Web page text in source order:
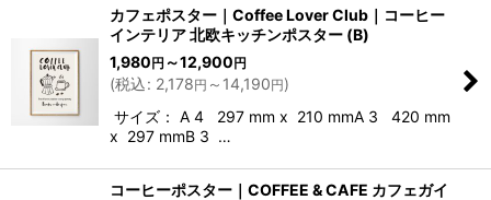
カフェポスター｜Coffee Lover Club｜コーヒー
インテリア 北欧キッチンポスター (B)
1,980円 ～12,900円
(税込: 2,178円 ～14,190円)
サイズ： A 4 297 mm x 210 mmA 3 420 mm
x 297 mmB 3 …
コーヒーポスター｜COFFEE & CAFE カフェガイ